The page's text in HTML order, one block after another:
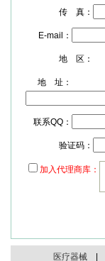
传 真：
E-mail：
地 区：
地 址：
联系QQ：
验证码：
加入代理商库：
医疗器械|